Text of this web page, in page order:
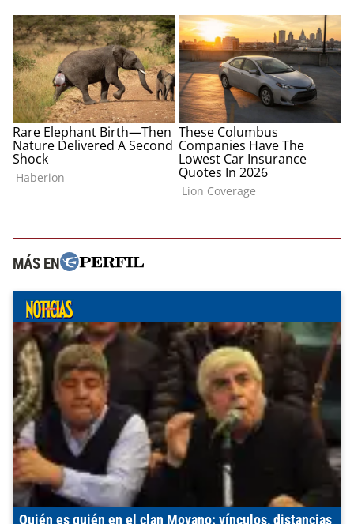
MÁS EN
Quién es quién en el clan Moyano: vínculos, distancias